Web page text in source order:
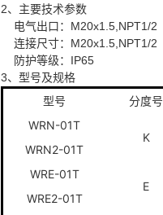
2、主要技术参数
电气出口：M20x1.5,NPT1/2
连接尺寸：M20x1.5,NPT1/2
防护等级：IP65
3、型号及规格
型号 分度号
WRN-01T
WRN2-01T
K
WRE-01T
WRE2-01T
E